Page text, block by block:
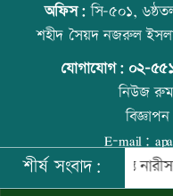
অফিস:সি-৫০১,
শহীদ সৈয়দ নজরুল
যোগাযোগ: ০২-
নিউজ
E-mail:
©২০২৬ |আপন দেশ
শীর্ষ সংবাদ:
সীমান্তে নারীসহ ৫